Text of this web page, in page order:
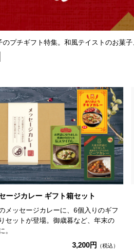
プチギフト特集。和風テイストのお菓
ージカレー ギフト箱セット
メッセージカレーに、6個入りのギフ
セットが登場。御歳暮など、年末の
。
3,200円 （税込）